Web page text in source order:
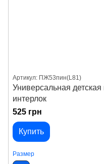
Артикул: ПЖ53пин(L81)
Универсальная
интерлок
525 грн
Купить
Размер